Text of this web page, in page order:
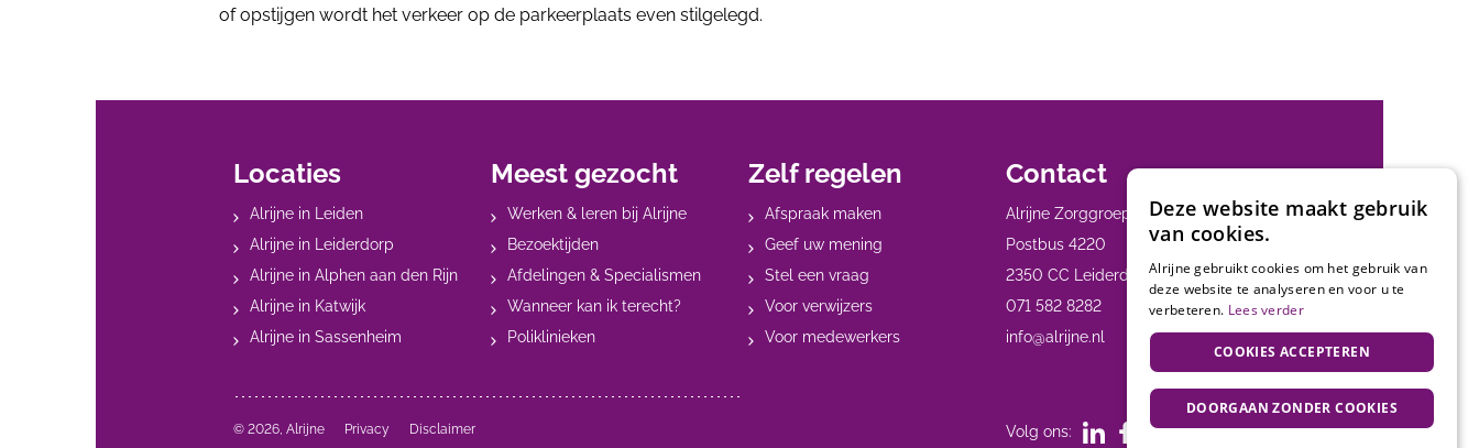
of opstijgen wordt het verkeer op de parkeerplaats even stilgelegd.
Locaties
Alrijne in Leiden
Alrijne in Leiderdorp
Alrijne in Alphen aan den Rijn
Alrijne in Katwijk
Alrijne in Sassenheim
Meest gezocht
Werken & leren bij Alrijne
Bezoektijden
Afdelingen & Specialismen
Wanneer kan ik terecht?
Poliklinieken
Zelf regelen
Afspraak maken
Geef uw mening
Stel een vraag
Voor verwijzers
Voor medewerkers
Contact
Alrijne Zorggroep
Postbus 4220
2350 CC Leiderdorp
071 582 8282
info@alrijne.nl
© 2026, Alrijne Privacy Disclaimer Volg ons:
Deze website maakt gebruik
van cookies.
Alrijne gebruikt cookies om het gebruik van
deze website te analyseren en voor u te
verbeteren. Lees verder
COOKIES ACCEPTEREN
DOORGAAN ZONDER COOKIES